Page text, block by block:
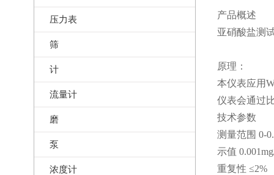
压力表
筛
计
流量计
磨
泵
浓度计
产品概述
亚硝酸盐测
原理：
本仪表应用
仪表会通过
技术参数
测量范围 0-
示值
重复性 ≤2%